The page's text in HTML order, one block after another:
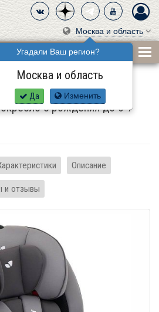
Москва и область
Угадали Ваш регион?
Москва и область
Да Изменить
0·1·2 (до 25 кг) JOIE
с рождения до 6-7
Описание
и отзывы